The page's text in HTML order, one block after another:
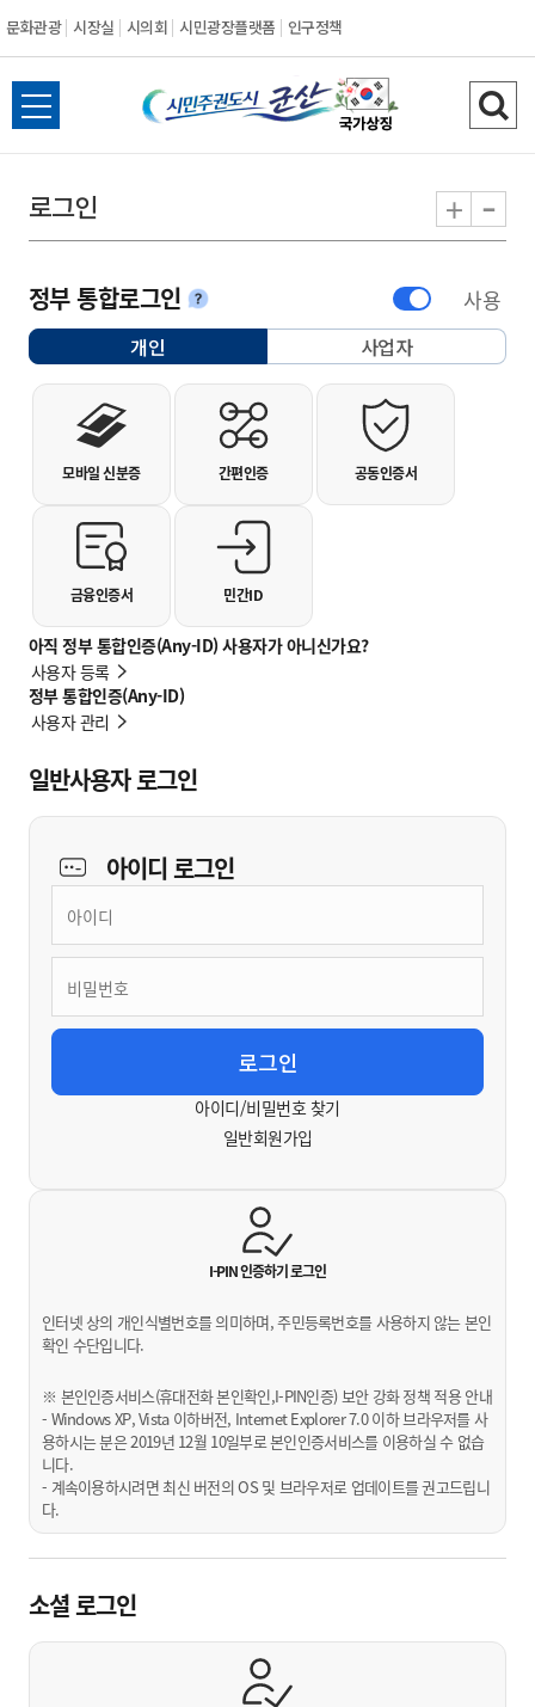
문화관광 시장실 시의회 시민광장플랫폼 인구정책
시민주권도시 군
전체메뉴 열기 검
로그인 + -
정부 통합로그인안내 사용
아직 정부 통합인증(Any-ID) 사용자가 아니신가요?
사용자 등록
정부 통합인증(Any-ID)
사용자 관리
개인선택됨 사업자
개인사용자 로그인
모바일 신분증 간편인증 공동인증서
금융인증서 민간ID
일반사용자 로그인
아이디로그인
아이디/비밀번호 찾기
일반회원가입
I-PIN 인증하기로그인
인터넷 상의 개인식별번호를 의미하며, 주민등록번호를 사용하지 않는 본인
확인 수단입니다.
※ 본인인증서비스(휴대전화 본인확인,I-PIN인증) 보안 강화 정책 적용 안내
- Windows XP, Vista 이하버전, Internet Explorer 7.0 이하 브라우저를 사
용하시는 분은 2019년 12월 10일부로 본인인증서비스를 이용하실 수 없습
니다.
- 계속이용하시려면 최신 버전의 OS 및 브라우저로 업데이트를 권고드립니
다.
소셜 로그인